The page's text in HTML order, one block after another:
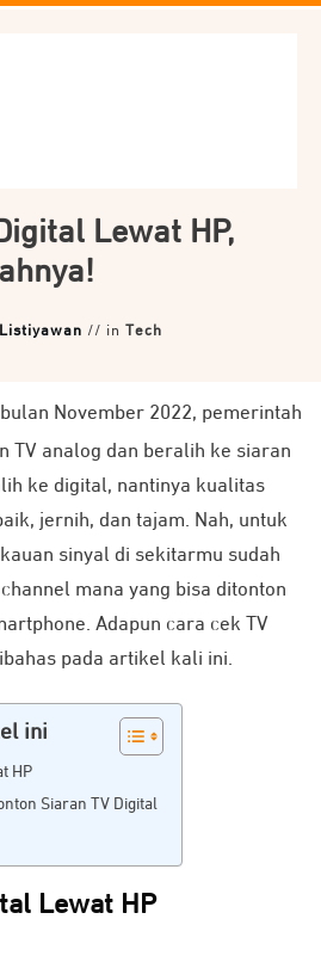
Lewat HP,
// in Tech
November 2022, pemerintah
TV analog dan beralih ke siaran
ke digital, nantinya kualitas
jernih, dan tajam. Nah, untuk
sinyal di sekitarmu sudah
mana yang bisa ditonton
Adapun cara cek TV
pada artikel kali ini.
ini
HP
Siaran TV Digital
Lewat HP